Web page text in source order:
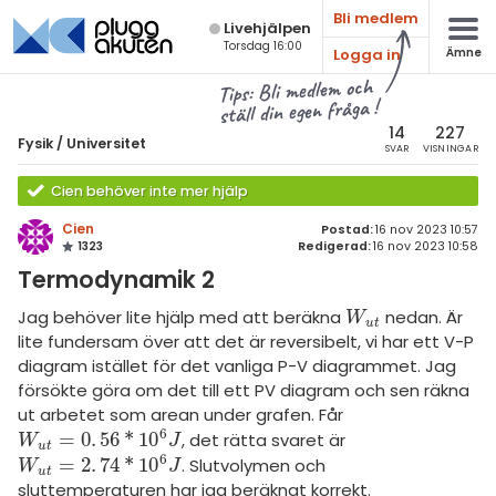
Live­hjälpen
Torsdag 16:00
Bli medlem
Logga in
Ämne
Tips: Bli medlem och
ställ din egen fråga !
Fysik / Universitet 14
SVAR
227
VISNINGAR
Cien behöver inte mer hjälp
Cien
1323
Postad:16 nov 2023 10:57
Redigerad:16 nov 2023 10:58
Termodynamik 2
Jag behöver lite hjälp med att beräkna Wut
Wut nedan. Är
lite fundersam över att det är reversibelt, vi har ett V-P
diagram istället för det vanliga P-V diagrammet. Jag
försökte göra om det till ett PV diagram och sen räkna
ut arbetet som arean under grafen. Får
Wut = 0. 56 * 106J
Wut=0. 56 *10 6J , det rätta svaret är
Wut = 2. 74 * 106J
Wut=2. 74 *106J
. Slutvolymen och
sluttemperaturen har jag beräknat korrekt.
Alla ämnen
Fysik
Alla trådar
Grundskola
Fysik 1
Universitet
MaFy (fysikdelen)
Allmänna diskussioner
Livehjälpen
& Bygg
språk